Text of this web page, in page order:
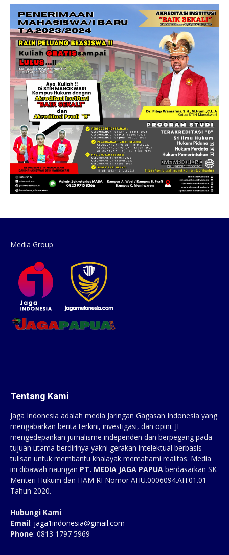
Media Group
Tentang Kami
Jaga Indonesia adalah media Jaringan Gagasan Indonesia yang
mengabarkan berita terkini, investigasi, dan opini. JI
mengedepankan jurnalisme independen dan berpegang pada
tujuan utama berdirinya yakni gerakan intelektual berbasis
tulisan untuk membantu khalayak memahami realitas. Media
ini dibawah naungan PT. MEDIA JAGA PAPUA berdasarkan SK
Menteri Hukum dan HAM RI Nomor AHU.0006094.AH.01.01
Tahun 2020.
Hubungi Kami:
Email: jaga1indonesia@gmail.com
Phone: 0813 1797 5969